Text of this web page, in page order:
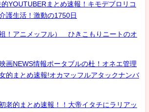
YOUTUBERまとめ速報！キモデブロリコ
護生活！激動の1750日
！アニメッフル） ひきこもりニートのオ
画NEWS情報ポータブルの杜！オネエ管理
的まとめ速報!オカマッフルアタックナンバ
老的まとめ速報！！大帝イタチにラリアッ